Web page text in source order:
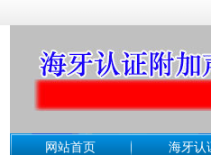
网站首页 海牙认